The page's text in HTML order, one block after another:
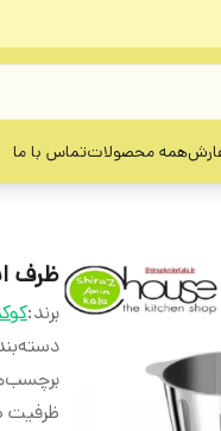
همه محصولاتتماس با ما
ظرف
برند:
ظرفیت